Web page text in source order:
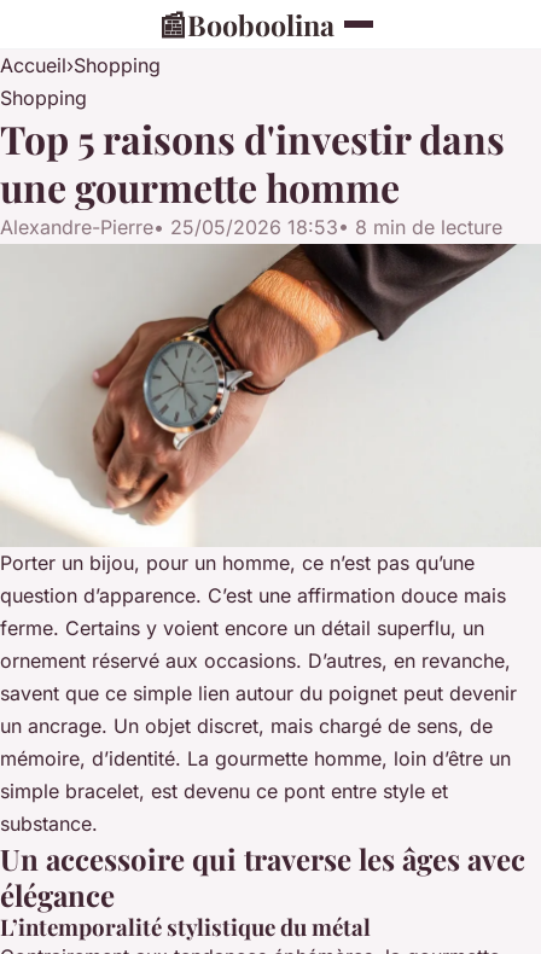
📰Booboolina
Accueil›Shopping
Shopping
Top 5 raisons d'investir dans
une gourmette homme
Alexandre-Pierre• 25/05/2026 18:53• 8 min de lecture
Porter un bijou, pour un homme, ce n’est pas qu’une
question d’apparence. C’est une affirmation douce mais
ferme. Certains y voient encore un détail superflu, un
ornement réservé aux occasions. D’autres, en revanche,
savent que ce simple lien autour du poignet peut devenir
un ancrage. Un objet discret, mais chargé de sens, de
mémoire, d’identité. La gourmette homme, loin d’être un
simple bracelet, est devenu ce pont entre style et
substance.
Un accessoire qui traverse les âges avec
élégance
L’intemporalité stylistique du métal